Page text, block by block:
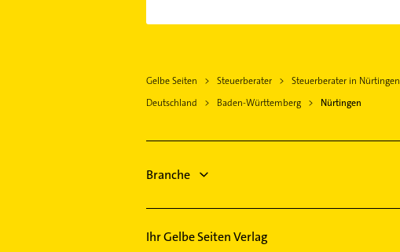
Wendlingen am Neckar
Dettingen an der Erms
Filderstadt
Lüftungsanlagen
Heizungsbauer
Fenster
Gelbe Seiten Steuerberater Steuerberater in Nürtingen
Deutschland
Baden-Württemberg Nürtingen
Branche
Ihr Gelbe Seiten Verlag